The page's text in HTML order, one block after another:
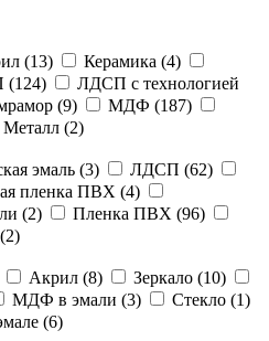
(13) Керамика (4)
(124)
ЛДСП с технологией
(9) МДФ (187)
Металл (2)
эмаль (3) ЛДСП (62)
пленка ПВХ (4)
(2) Пленка ПВХ (96)
2)
Акрил (8) Зеркало (10)
МДФ в эмали (3) Стекло (1)
(6)